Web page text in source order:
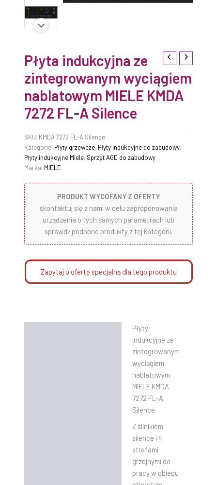
Płyta indukcyjna ze
zintegrowanym wyciągiem
nablatowym MIELE KMDA
7272 FL-A Silence
SKU: KMDA 7272 FL-A Silence
Kategorie: Płyty grzewcze, Płyty indukcyjne do zabudowy,
Płyty indukcyjne Miele, Sprzęt AGD do zabudowy
Marka: MIELE
PRODUKT WYCOFANY Z OFERTY
skontaktuj się z nami w celu zaproponowania
urządzenia o tych samych parametrach lub
sprawdź podobne produkty z tej kategorii.
Zapytaj o ofertę specjalną dla tego produktu
Płyty
indukcyjne ze
zintegrowanym
wyciągiem
nablatowym
MIELE KMDA
7272 FL-A
Silence
Z silnikiem
silence i 4
strefami
grzejnymi do
pracy w obiegu